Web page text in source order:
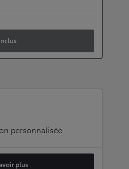
personnalisée
plus